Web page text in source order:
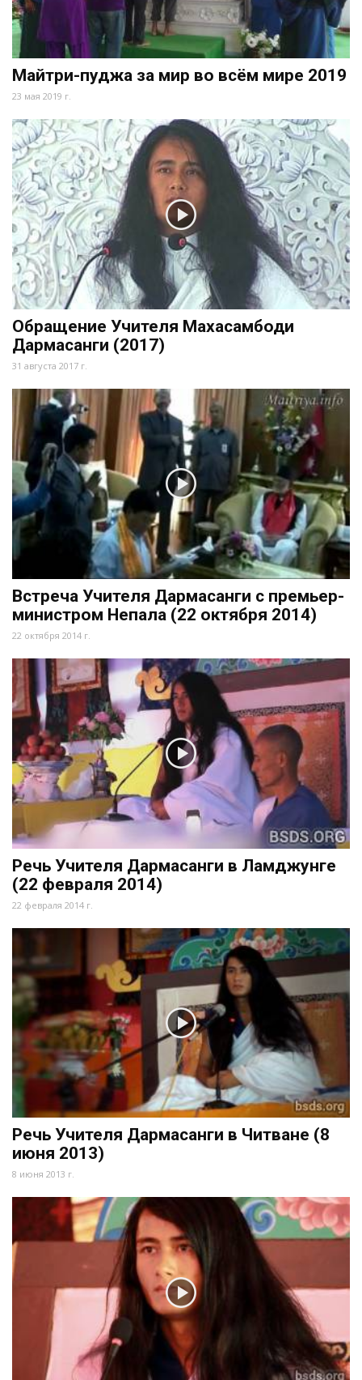
Майтри-пуджа за мир во всём мире 2019
23 мая 2019 г.
Обращение Учителя Махасамбоди
Дармасанги (2017)
31 августа 2017 г.
Встреча Учителя Дармасанги с премьер-
министром Непала (22 октября 2014)
22 октября 2014 г.
Речь Учителя Дармасанги в Ламджунге
(22 февраля 2014)
22 февраля 2014 г.
Речь Учителя Дармасанги в Читване (8
июня 2013)
8 июня 2013 г.